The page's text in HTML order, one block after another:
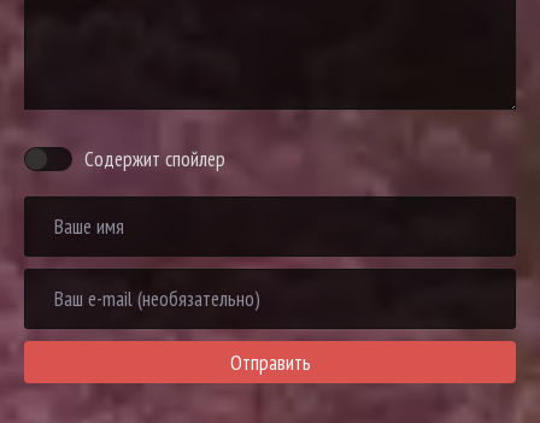
Содержит спойлер
Отправить